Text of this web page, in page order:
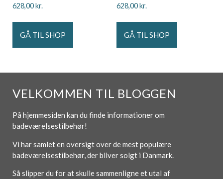
628,00kr.
GÅ TIL SHOP
628,00kr.
GÅ TIL SHOP
VELKOMMEN TIL BLOGGEN
På hjemmesiden kan du finde informationer om
badeværelsestilbehør!
Vi har samlet en oversigt over de mest populære
badeværelsestilbehør, der bliver solgt i Danmark.
Så slipper du for at skulle sammenligne et utal af